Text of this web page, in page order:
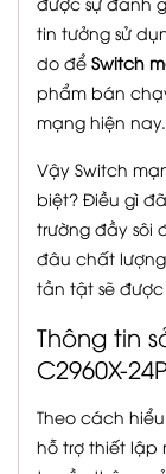
tin tưởng sử
do để Switch
phẩm bán
mạng hiện nay.
Vậy Switch
biệt? Điều gì
trường đầy sôi
đâu chất
tần tật sẽ
Thông tin
C2960X-
Theo cách
hỗ trợ thiết lập